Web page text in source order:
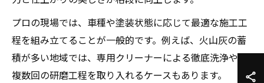
プロの現場では、車種や塗装状態に応じて最適な施工工
程を組み立てることが一般的です。例えば、火山灰の蓄
積が多い地域では、専用クリーナーによる徹底洗浄や、
複数回の研磨工程を取り入れるケースもあります。